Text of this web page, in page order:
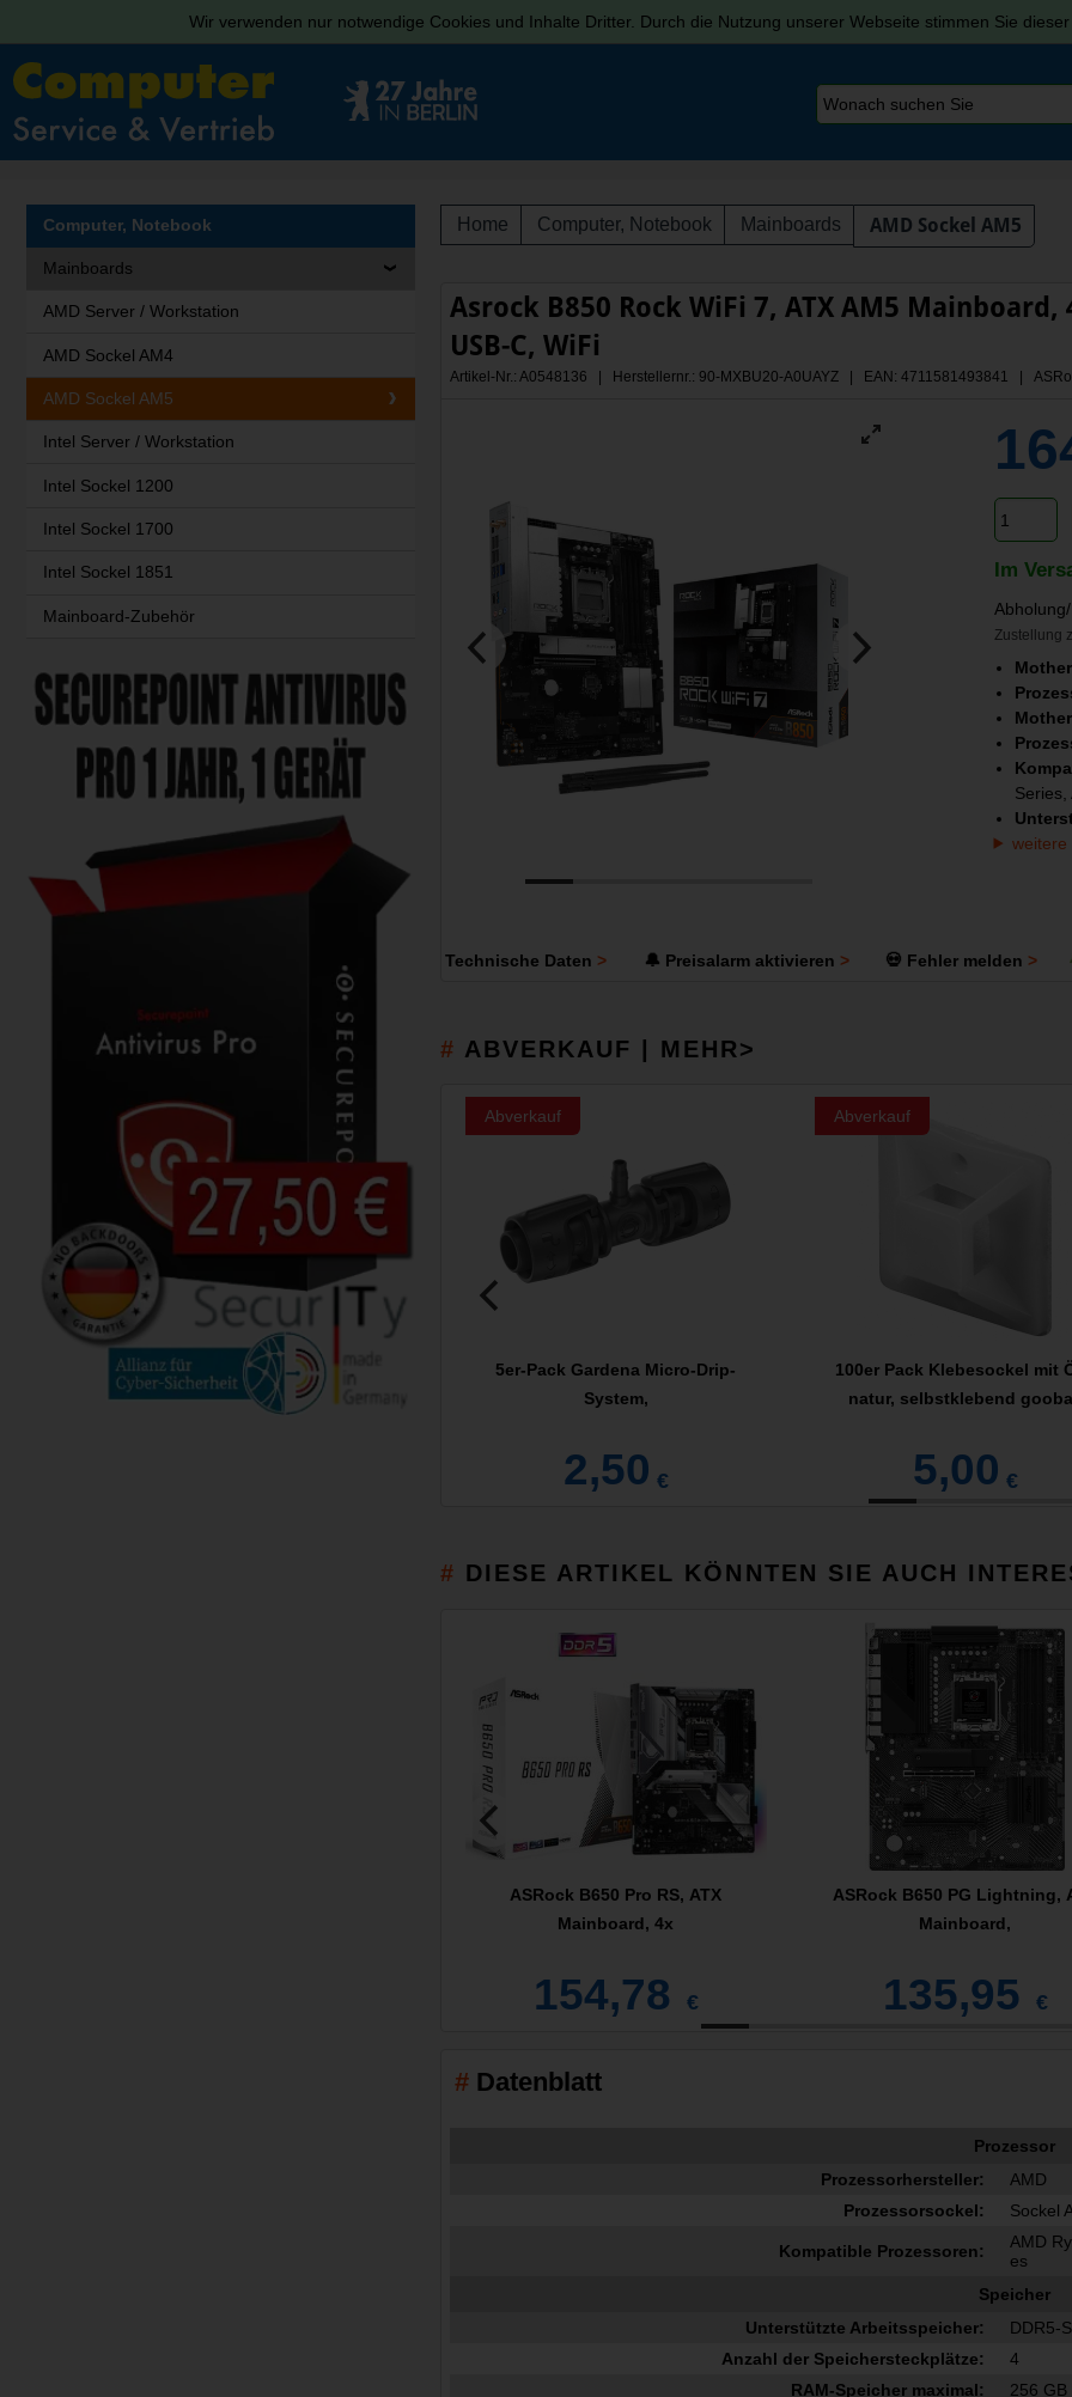
Wir verwenden nur notwendige Cookies und Inhalte Dritter. Durch die Nutzung unserer Webseite stimmen Sie dieser
Home Computer, Notebook Mainboards AMD Sockel AM5
Asrock B850 Rock WiFi 7, ATX AM5
USB-C, WiFi
Artikel-Nr.: A0548136 | Herstellernr.: 90-MXBU20-A0UAYZ | EAN: 4711581493841 |
Im
Zustellung
Series,
weitere
Technische Daten 🔔 Preisalarm aktivieren 💀 Fehler melden
ABVERKAUF | MEHR>
Abverkauf
5er-Pack Gardena Micro-Drip-
System,
2,50 €
Abverkauf
100er Pack Klebesockel mit
natur, selbstklebend
5,00 €
DIESE ARTIKEL KÖNNTEN SIE AUCH
ASRock B650 Pro RS, ATX
Mainboard, 4x
154,78 €
ASRock B650 PG Lightning,
Mainboard,
135,95 €
Datenblatt
Prozessor
Prozessorhersteller:
AMD
Prozessorsockel:
Sockel
Kompatible Prozessoren:
AMD
es
Speicher
Unterstützte Arbeitsspeicher:
DDR5-
Anzahl der Speichersteckplätze:
4
RAM-Speicher maximal:
256 GB
Computer, Notebook
Mainboards
AMD Server / Workstation
AMD Sockel AM4
AMD Sockel AM5
Intel Server / Workstation
Intel Sockel 1200
Intel Sockel 1700
Intel Sockel 1851
Mainboard-Zubehör